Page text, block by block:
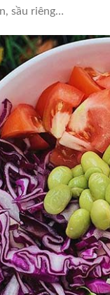
sầu riêng…